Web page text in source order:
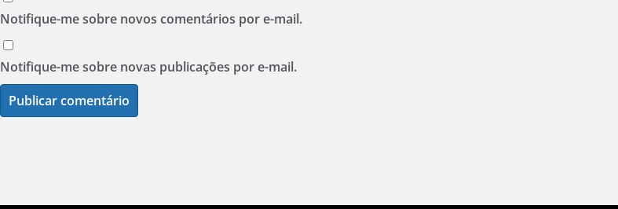
Notifique-me sobre novos comentários por e-mail.
Notifique-me sobre novas publicações por e-mail.